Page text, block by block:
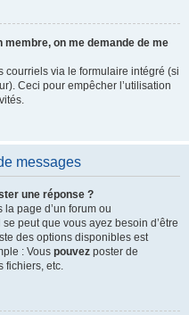
membre, on me demande de me
courriels via le formulaire intégré (si
Ceci pour empêcher l’utilisation
messages
une réponse ?
page d’un forum ou
peut que vous ayez besoin d’être
des options disponibles est
: Vous pouvez poster de
fichiers, etc.